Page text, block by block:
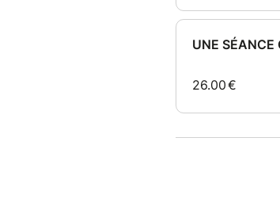
"Immersion
Les séances
: https://